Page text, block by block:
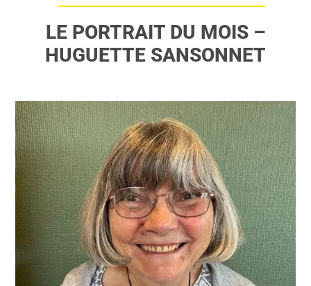
LE PORTRAIT DU MOIS –
HUGUETTE SANSONNET